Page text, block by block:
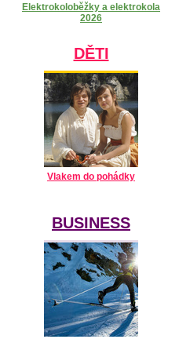
Elektrokoloběžky a elektrokola
2026
DĚTI
Vlakem do pohádky
BUSINESS